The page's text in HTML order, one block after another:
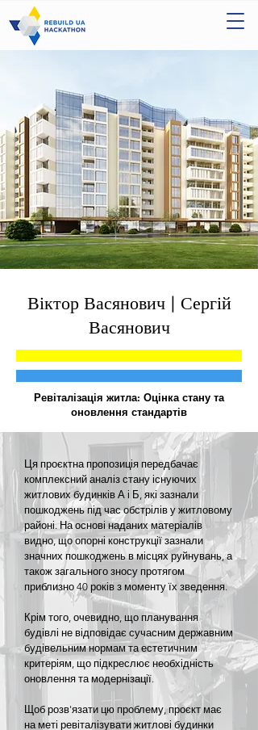
Віктор Васянович | Сергій
Васянович
Ревіталізація житла: Оцінка стану та
оновлення стандартів
Ця проєктна пропозиція передбачає
комплексний аналіз стану існуючих
житлових будинків А і Б, які зазнали
пошкоджень під час обстрілів у житловому
районі. На основі наданих матеріалів
видно, що опорні конструкції зазнали
значних пошкоджень в місцях руйнувань, а
також загального зносу протягом
приблизно 40 років з моменту їх зведення.
Крім того, очевидно, що планування
будівлі не відповідає сучасним державним
будівельним нормам та естетичним
критеріям, що підкреслює необхідність
оновлення та модернізації.
Щоб розв'язати цю проблему, проєкт має
на меті ревіталізувати житлові будинки